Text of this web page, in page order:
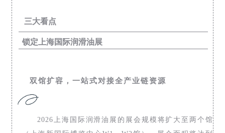
三大看点
锁定上海国际润滑油展
双馆扩容，一站式对接全产业链资源
2026上海国际润滑油展的展会规模将扩大至两个馆